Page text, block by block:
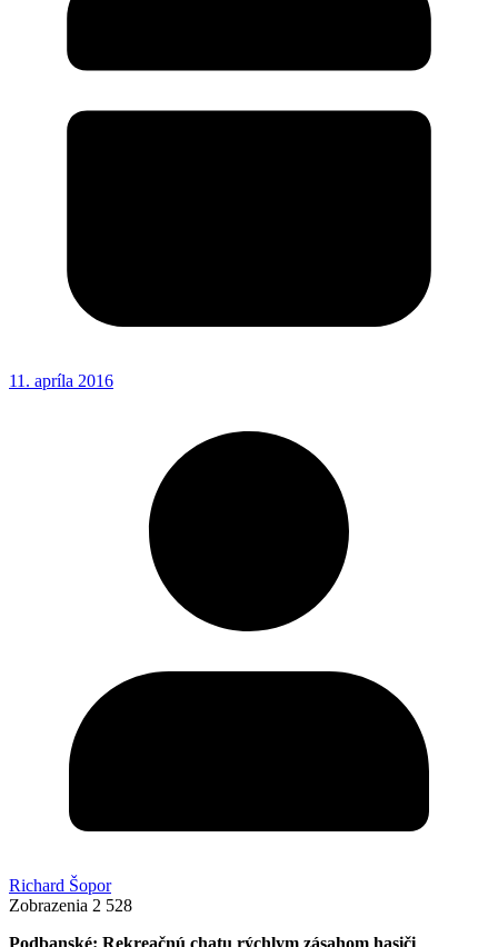
11. apríla 2016
Richard Šopor
Zobrazenia 2 528